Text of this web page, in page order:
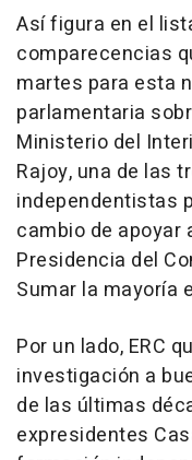
Así figura en el
comparecencias
martes para esta
parlamentaria
Ministerio del
Rajoy, una de las
independentistas
cambio de apoyar
Presidencia del
Sumar la mayoría
Por un lado, ERC
investigación a
de las últimas
expresidentes